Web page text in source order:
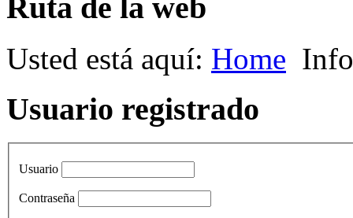
Ruta de la web
Usted está aquí: Home
Usuario registrado
Usuario
Contraseña